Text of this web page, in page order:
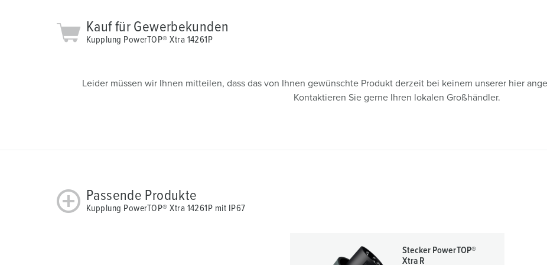
Kauf für Gewerbekunden
Kupplung PowerTOP® Xtra 14261P
Leider müssen wir Ihnen mitteilen, dass das von Ihnen gewünschte Produkt derzeit bei keinem unserer hier
Kontaktieren Sie gerne Ihren lokalen Großhändler.
Passende Produkte
Kupplung PowerTOP® Xtra 14261P mit IP67
Stecker PowerTOP®
Xtra R